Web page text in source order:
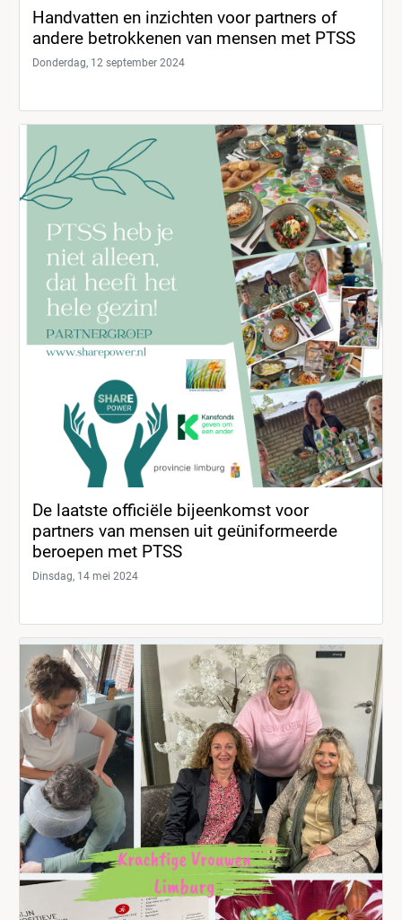
Handvatten en inzichten voor partners of
andere betrokkenen van mensen met PTSS
Donderdag, 12 september 2024
De laatste officiële bijeenkomst voor
partners van mensen uit geüniformeerde
beroepen met PTSS
Dinsdag, 14 mei 2024